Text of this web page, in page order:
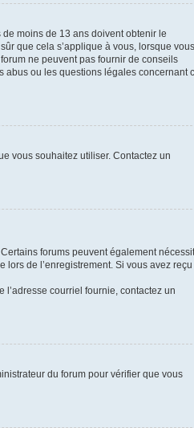
moins de 13 ans doivent obtenir le
que cela s’applique à vous, lorsque vous
ne peuvent pas fournir de conseils
abus ou les questions légales concernant
vous souhaitez utiliser. Contactez un
forums peuvent également
de l’enregistrement. Si vous avez reçu
courriel fournie, contactez un
du forum pour vérifier que vous